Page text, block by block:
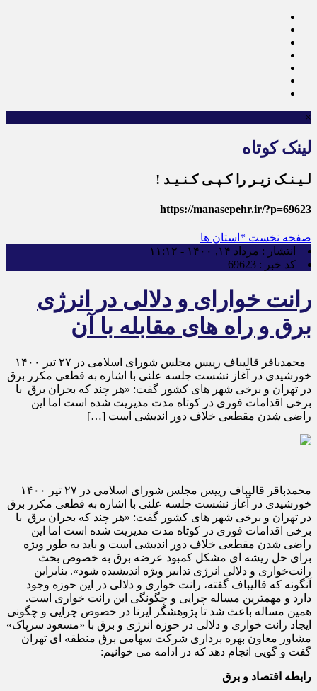
×
لینک کوتاه
لـیـنـک زیـر را کـپـی کـنـیـد !
https://manasepehr.ir/?p=69623
صفحه نخست *استان ها
انتشار : مرداد ۱۴, ۱۴۰۰ - ۱۱:۱۲
کد خبر : 69623
رانت خوارای و دلالی در انرژی
برق و راه های مقابله با آن
محمدباقر قالیباف رییس مجلس شورای اسلامی در ۲۷ تیر ۱۴۰۰
خورشیدی در آغاز نشست جلسه علنی با اشاره به قطعی مکرر برق
در تهران و برخی شهر های کشور گفت: «هر چند که بحران برق با
برخی اقدامات فوری در کوتاه مدت مدیریت شده است اما این
راضی شدن مقطعی خلاف دور اندیشی است […]
محمدباقر قالیباف رییس مجلس شورای اسلامی در ۲۷ تیر ۱۴۰۰
خورشیدی در آغاز نشست جلسه علنی با اشاره به قطعی مکرر برق
در تهران و برخی شهر های کشور گفت: «هر چند که بحران برق با
برخی اقدامات فوری در کوتاه مدت مدیریت شده است اما این
راضی شدن مقطعی خلاف دور اندیشی است و باید به طور ویژه
برای حل ریشه ای مشکل کمبود عرضه برق به خصوص بحث
رانت‌خواری و دلالی انرژی تدابیر ویژه اندیشیده شود». بنابراین
آنگونه که قالیباف گفته، رانت خواری و دلالی در این حوزه وجود
دارد و مهمترین مساله چرایی و چگونگی این رانت خواری است.
همین مساله باعث شد تا پژوهشگر ایرنا در خصوص چرایی و چگونی
ایجاد رانت خواری و دلالی در حوزه انرژی و برق با «مسعود سرپاک»
مشاور معاون بهره برداری شرکت سهامی برق منطقه ای تهران
گفت و گویی انجام دهد که در ادامه می خوانیم:
رابطه اقتصاد و برق